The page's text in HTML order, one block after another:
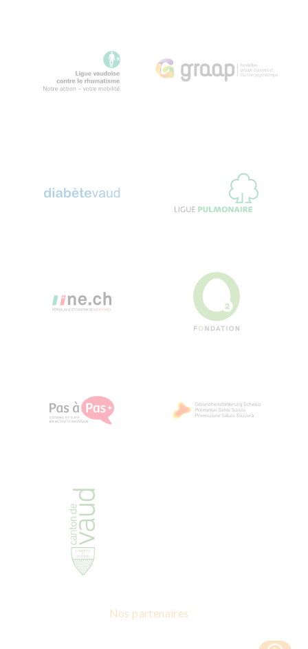
Nos partenaires